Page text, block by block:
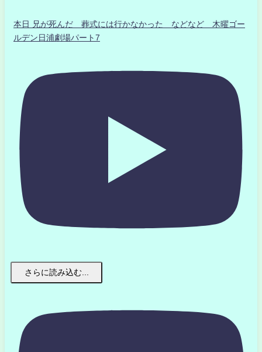
本日 兄が死んだ 葬式には行かなかった などなど 木曜ゴー
ルデン日浦劇場パート7
さらに読み込む...